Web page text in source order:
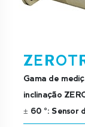
Gama de
inclinação
± 60 °: Sensor